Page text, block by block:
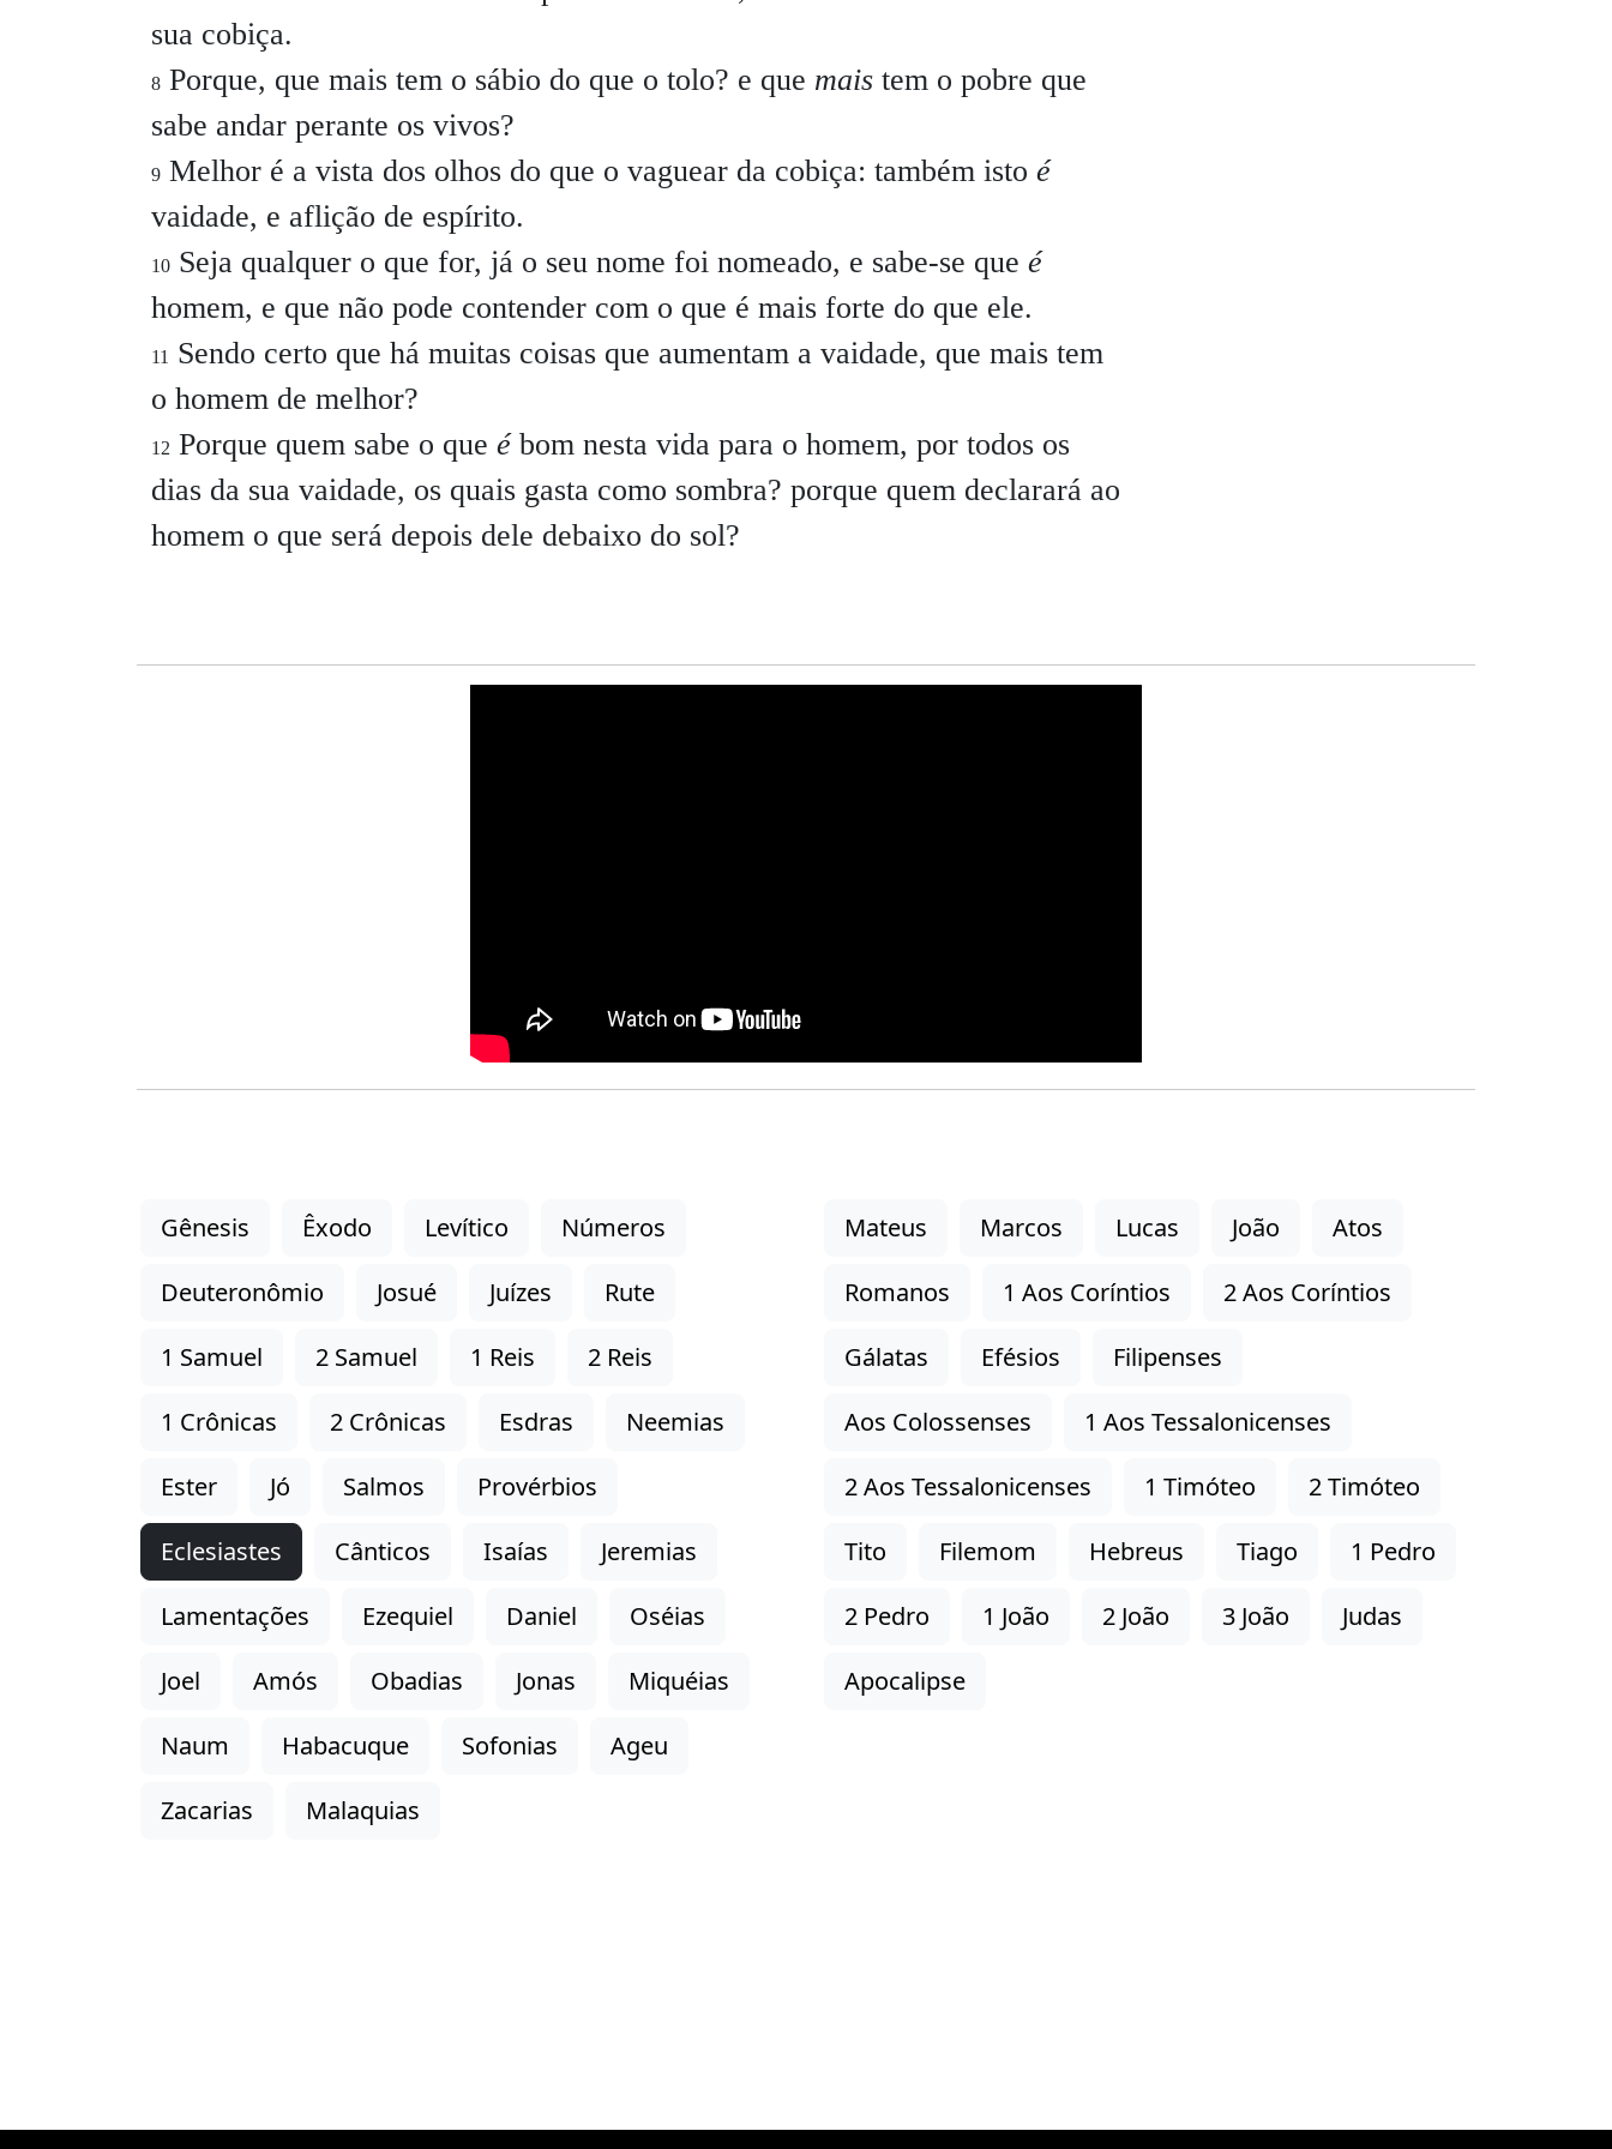
sua cobiça.
8 Porque, que mais tem o sábio do que o tolo? e que mais tem o pobre que
sabe andar perante os vivos?
9 Melhor é a vista dos olhos do que o vaguear da cobiça: também isto é
vaidade, e aflição de espírito.
10 Seja qualquer o que for, já o seu nome foi nomeado, e sabe-se que é
homem, e que não pode contender com o que é mais forte do que ele.
11
Sendo certo que há muitas coisas que aumentam a vaidade, que mais tem
o homem de melhor?
12 Porque quem sabe o que ébom nesta vida para o homem, por todos os
dias da sua vaidade, os quais gasta como sombra? porque quem declarará ao
homem o que será depois dele debaixo do sol?
Gênesis Êxodo Levítico
Números
Deuteronômio
Josué Juízes
Rute
1 Samuel
2 Samuel 1 Reis
2 Reis
1 Crônicas
2 Crônicas Esdras
Neemias
Ester
Jó Salmos
Provérbios
Eclesiastes
Cânticos Isaías
Jeremias
Lamentações
Ezequiel Daniel
Oséias
Joel
Amós Obadias Jonas
Miquéias
Naum
Habacuque Sofonias
Ageu
Zacarias
Malaquias
Mateus Marcos Lucas João
Atos
Romanos
1 Aos Coríntios
2 Aos Coríntios
Gálatas
Efésios
Filipenses
Aos Colossenses
1 Aos Tessalonicenses
2 Aos Tessalonicenses
1 Timóteo
2 Timóteo
Tito
Filemom Hebreus Tiago
1 Pedro
2 Pedro
1 João 2 João 3 João
Judas
Apocalipse